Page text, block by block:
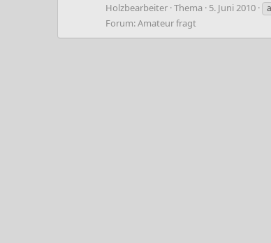
Holzbearbeiter Thema 5. Juni 2010
Forum:Amateur fragt